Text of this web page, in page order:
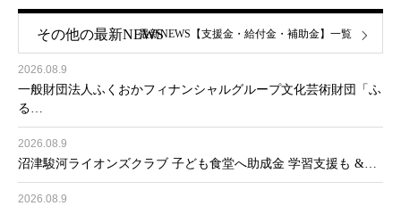
その他の最新NEWS
2026.08.9
一般財団法人ふくおかフィナンシャルグループ文化芸術財団「ふ
る…
2026.08.9
沼津駿河ライオンズクラブ 子ども食堂へ助成金 学習支援も &…
2026.08.9
最新NEWS【支援金・給付金・補助金】一覧